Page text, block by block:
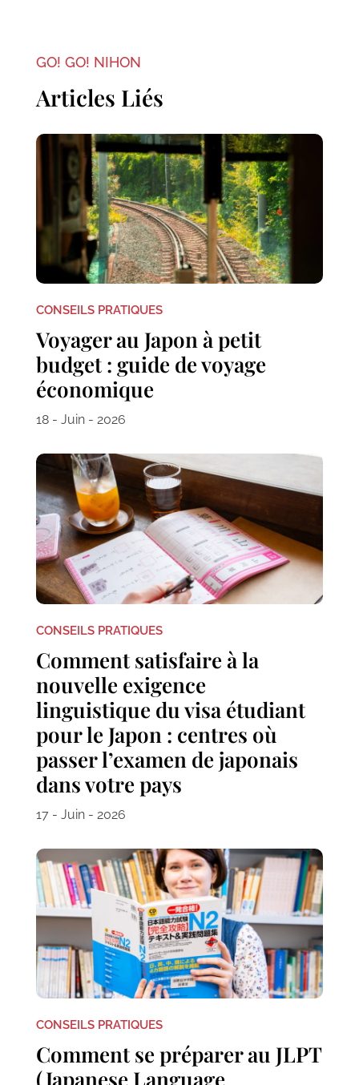
GO! GO! NIHON
Articles Liés
CONSEILS PRATIQUES
Voyager au Japon à petit
budget : guide de voyage
économique
18 - Juin - 2026
CONSEILS PRATIQUES
Comment satisfaire à la
nouvelle exigence
linguistique du visa étudiant
pour le Japon : centres où
passer l’examen de japonais
dans votre pays
17 - Juin - 2026
CONSEILS PRATIQUES
Comment se préparer au JLPT
(Japanese Language